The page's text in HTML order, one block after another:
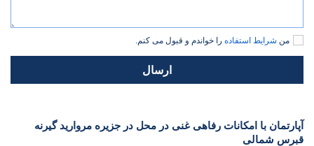
من شرایط استفاده را خواندم و قبول می کنم.
ارسال
آپارتمان با امکانات رفاهی غنی در محل در جزیره مروارید گیرنه
قبرس شمالی